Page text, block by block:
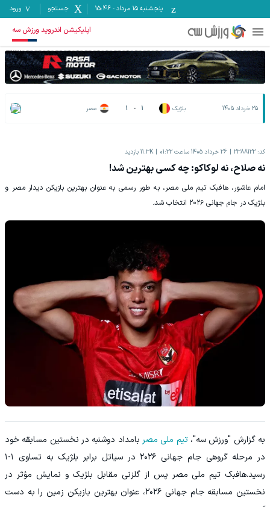
پنجشنبه ۱۵ مرداد -
15:46 جستجو ورود
اپلیکیشن اندروید ورزش سه
25 خرداد 1405 بلژیک 1
-
1 مصر
کد: 2388122 26 خرداد 1405 ساعت 01:22 11.3K بازدید
نه صلاح، نه لوکاکو: چه کسی بهترین شد!
امام عاشور، هافبک تیم ملی مصر، به طور رسمی به عنوان بهترین بازیکن دیدار مصر و
بلژیک در جام جهانی ۲۰۲۶ انتخاب شد.
به گزارش "ورزش سه"،تیم ملی مصر بامداد دوشنبه در نخستین مسابقه خود
در مرحله گروهی جام جهانی ۲۰۲۶ در سیاتل برابر بلژیک به تساوی ۱-۱
رسید.هافبک تیم ملی مصر پس از گلزنی مقابل بلژیک و نمایش مؤثر در
نخستین مسابقه جام جهانی ۲۰۲۶، عنوان بهترین بازیکن زمین را به دست